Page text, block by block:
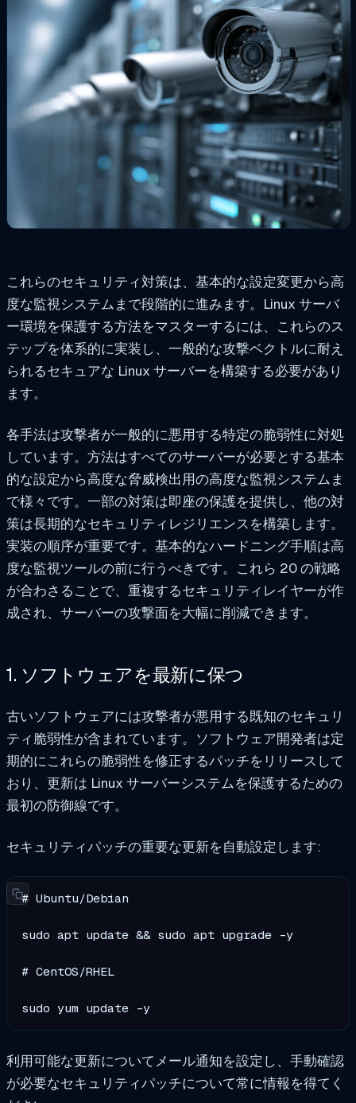
これらのセキュリティ対策は、基本的な設定変更から高
度な監視システムまで段階的に進みます。Linux サーバ
ー環境を保護する方法をマスターするには、これらのス
テップを体系的に実装し、一般的な攻撃ベクトルに耐え
られるセキュアな Linux サーバーを構築する必要があり
ます。
各手法は攻撃者が一般的に悪用する特定の脆弱性に対処
しています。方法はすべてのサーバーが必要とする基本
的な設定から高度な脅威検出用の高度な監視システムま
で様々です。一部の対策は即座の保護を提供し、他の対
策は長期的なセキュリティレジリエンスを構築します。
実装の順序が重要です。基本的なハードニング手順は高
度な監視ツールの前に行うべきです。これら 20 の戦略
が合わさることで、重複するセキュリティレイヤーが作
成され、サーバーの攻撃面を大幅に削減できます。
1. ソフトウェアを最新に保つ
古いソフトウェアには攻撃者が悪用する既知のセキュリ
ティ脆弱性が含まれています。ソフトウェア開発者は定
期的にこれらの脆弱性を修正するパッチをリリースして
おり、更新は Linux サーバーシステムを保護するための
最初の防御線です。
セキュリティパッチの重要な更新を自動設定します:
# Ubuntu/Debian
sudo apt update && sudo apt upgrade -y
# CentOS/RHEL
sudo yum update -y
利用可能な更新についてメール通知を設定し、手動確認
が必要なセキュリティパッチについて常に情報を得てく